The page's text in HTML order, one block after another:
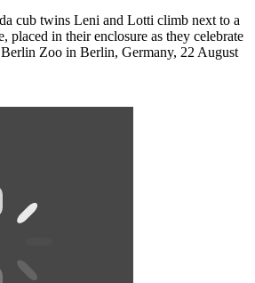
cub twins Leni and Lotti climb next to a
placed in their enclosure as they celebrate
Zoo in Berlin, Germany, 22 August